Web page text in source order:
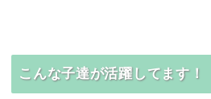
こんな子達が活躍してます！